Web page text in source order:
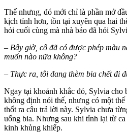
Thế nhưng, đó mới chỉ là phần mở
kịch tính hơn, tồn tại xuyên qua hai
hỏi cuối cùng mà nhà báo đã hỏi
– Bây giờ, cô đã có được phép màu
muốn nào nữa không?
– Thực ra, tôi đang thèm bia chết đi
Ngay tại khoảnh khắc đó, Sylvia cho
không định nói thế, nhưng có một
thốt ra câu trả lời này. Sylvia chưa
uống bia. Nhưng sau khi tỉnh lại từ
kinh khủng khiếp.